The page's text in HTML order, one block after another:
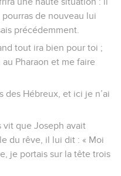
de nouveau lui
précédemment.
tout ira bien pour toi ;
Pharaon et me faire
des Hébreux, et ici je n’ai
vit que Joseph avait
du rêve, il lui dit : « Moi
je portais sur la tête trois